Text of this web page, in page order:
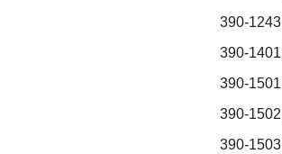
390-1243
390-1401
390-1501
390-1502
390-1503